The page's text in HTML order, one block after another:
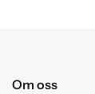
Om oss